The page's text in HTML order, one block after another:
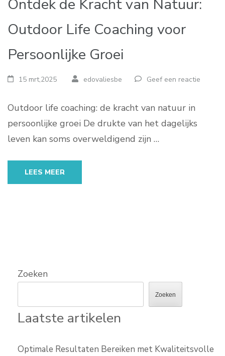
Ontdek de Kracht van Natuur:
Outdoor Life Coaching voor
Persoonlijke Groei
15 mrt,2025 edovaliesbe Geef een reactie
Outdoor life coaching: de kracht van natuur in
persoonlijke groei De drukte van het dagelijks
leven kan soms overweldigend zijn …
LEES MEER
Zoeken
Zoeken
Laatste artikelen
Optimale Resultaten Bereiken met Kwaliteitsvolle